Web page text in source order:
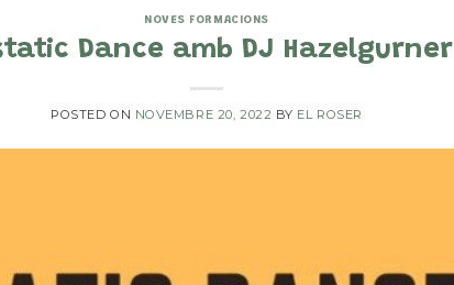
NOVES FORMACIONS
Dance amb DJ Hazelgurner
POSTED ON NOVEMBRE 20, 2022 BY EL ROSER